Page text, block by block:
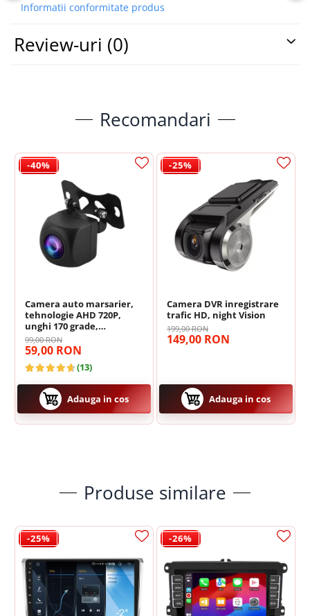
📱 Meniu Aplicații Structurat
🎵 Egalizator Audio DSP
Procesor de sunet digital (DSP) cu reglaje fine pentru Bass,
❄️ Sistem Activ de Răcire (Cooling Fan)
Informatii conformitate produs
Review-uri (0)
Recomandari
-40%
Camera auto marsarier,
tehnologie AHD 720P,
unghi 170 grade,
rezistenta la apa si praf
99,00 RON
59,00 RON
(13)
Adauga in cos
-25%
Camera DVR inregistrare
trafic HD, night Vision
199,00 RON
149,00 RON
Adauga in cos
Produse similare
-25% -26%